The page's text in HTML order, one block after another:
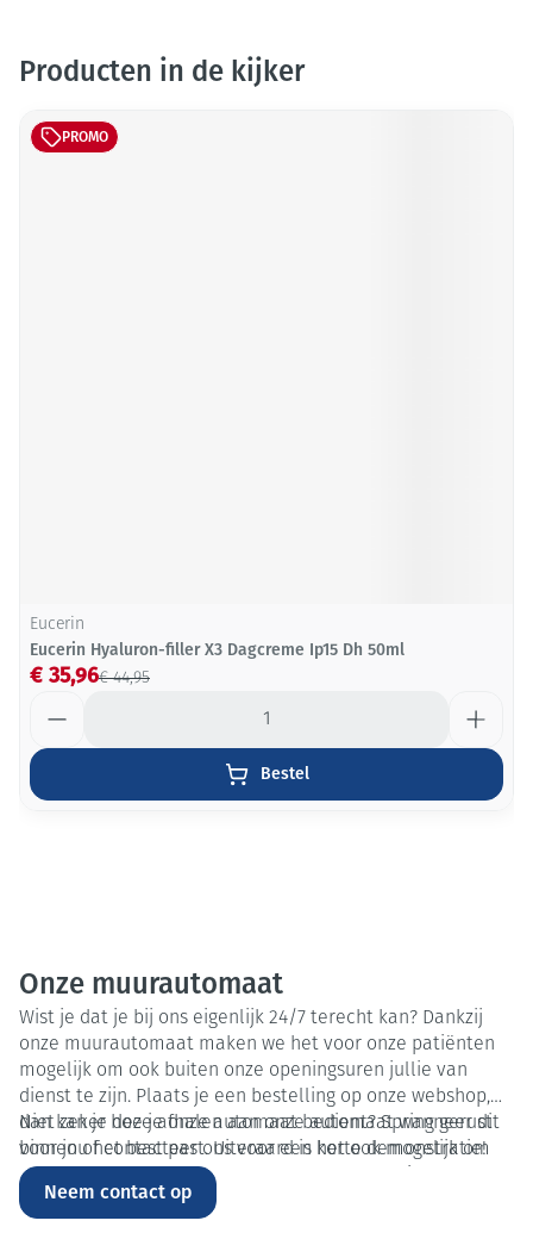
Producten in de kijker
PROMO
Eucerin
Eucerin Hyaluron-filler X3 Dagcreme Ip15 Dh 50ml
€ 44,95
€ 35,96
Bestel
Onze muurautomaat
Wist je dat je bij ons eigenlijk 24/7 terecht kan? Dankzij
onze muurautomaat maken we het voor onze patiënten
mogelijk om ook buiten onze openingsuren jullie van
dienst te zijn. Plaats je een bestelling op onze webshop,
dan kan je deze afhalen aan onze automaat wanneer dit
voor jou het best past. Uiteraard is het ook mogelijk om
gewoon rechtstreeks een geselecteerd assortiment te
kopen aan onze automaat. Opgelet: Geregistreerde
Niet zeker hoe je onze automaat bedient? Spring gerust
binnen of contacteer ons voor een korte demonstratie!
Neem contact op